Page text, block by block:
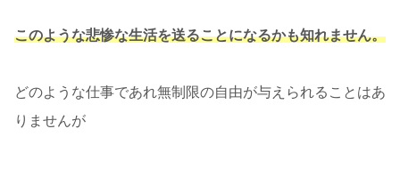
このような悲惨な生活を送ることになるかも知れません。
どのような仕事であれ無制限の自由が与えられることはあ
りませんが